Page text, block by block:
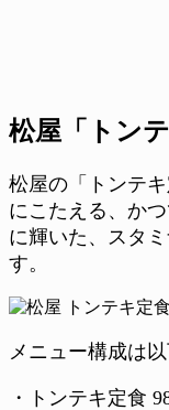
松屋「トン
松屋の「トンテ
にこたえる、か
に輝いた、スタ
す。
メニュー構成は
・トンテキ定食